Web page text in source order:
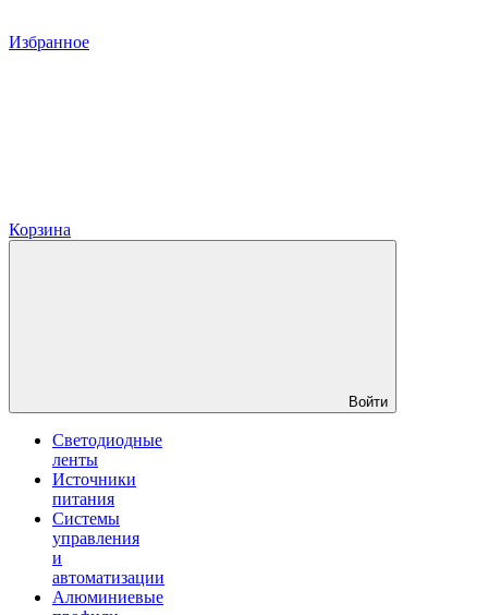
Избранное
Корзина
Войти
Светодиодные
ленты
Источники
питания
Системы
управления
и
автоматизации
Алюминиевые